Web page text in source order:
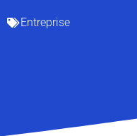
Entreprise